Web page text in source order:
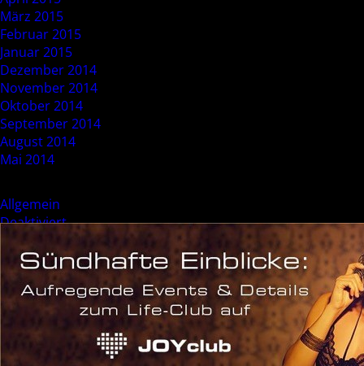
März 2015
Februar 2015
Januar 2015
Dezember 2014
November 2014
Oktober 2014
September 2014
August 2014
Mai 2014
Allgemein
Deaktiviert
Event
Sonderevent
Meta
Anmelden
Eintrags-Feed
Kommentar-Feed
WordPress.org